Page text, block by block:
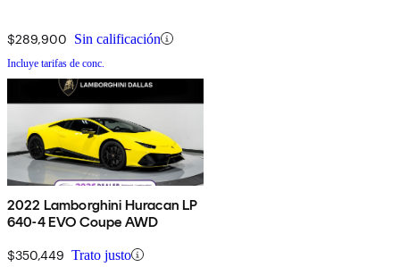
$289,900 Sin calificación
Incluye tarifas de conc.
2022 Lamborghini Huracan LP
640-4 EVO Coupe AWD
$350,449 Trato justo